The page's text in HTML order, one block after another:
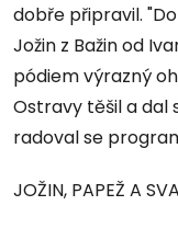
dobře připravil.
Jožin z Bažin od
pódiem výrazný
Ostravy těšil a dal
radoval se
JOŽIN, PAPEŽ A